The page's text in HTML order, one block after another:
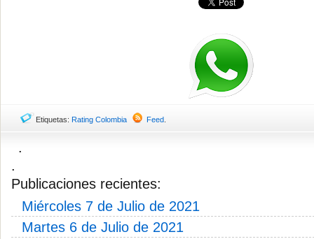
Etiquetas: Rating Colombia Feed
.
.
Publicaciones recientes:
Miércoles 7 de Julio de 2021
Martes 6 de Julio de 2021